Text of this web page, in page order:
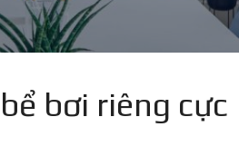
bơi riêng cực